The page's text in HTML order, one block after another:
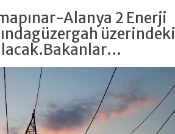
Alanya 2 Enerji
üzerindeki